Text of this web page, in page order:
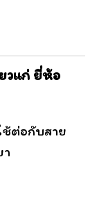
วแก่ ยี่ห้อ
ช้ต่อกับสาย